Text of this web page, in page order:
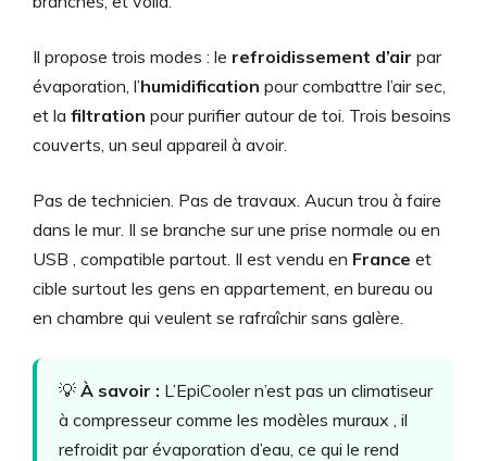
Il propose trois modes : le refroidissement d’air par
évaporation, l’humidification pour combattre l’air sec,
et la filtration pour purifier autour de toi. Trois besoins
couverts, un seul appareil à avoir.
Pas de technicien. Pas de travaux. Aucun trou à faire
dans le mur. Il se branche sur une prise normale ou en
USB , compatible partout. Il est vendu en France et
cible surtout les gens en appartement, en bureau ou
en chambre qui veulent se rafraîchir sans galère.
💡 À savoir : L’EpiCooler n’est pas un climatiseur
à compresseur comme les modèles muraux , il
refroidit par évaporation d’eau, ce qui le rend